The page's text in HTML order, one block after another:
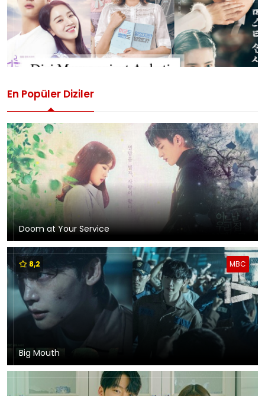
En Popüler Diziler
Doom at Your Service
MBC
8,2
Big Mouth